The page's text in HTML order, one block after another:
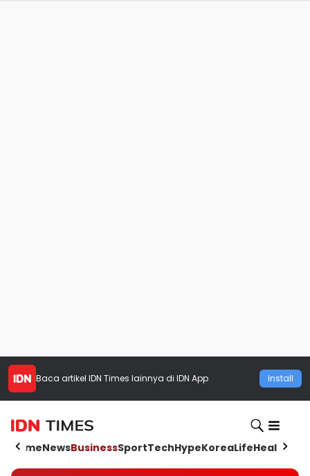
Baca artikel IDN Times lainnya di IDN App Install
HomeNewsBusinessSportTechHypeKoreaLifeHealth